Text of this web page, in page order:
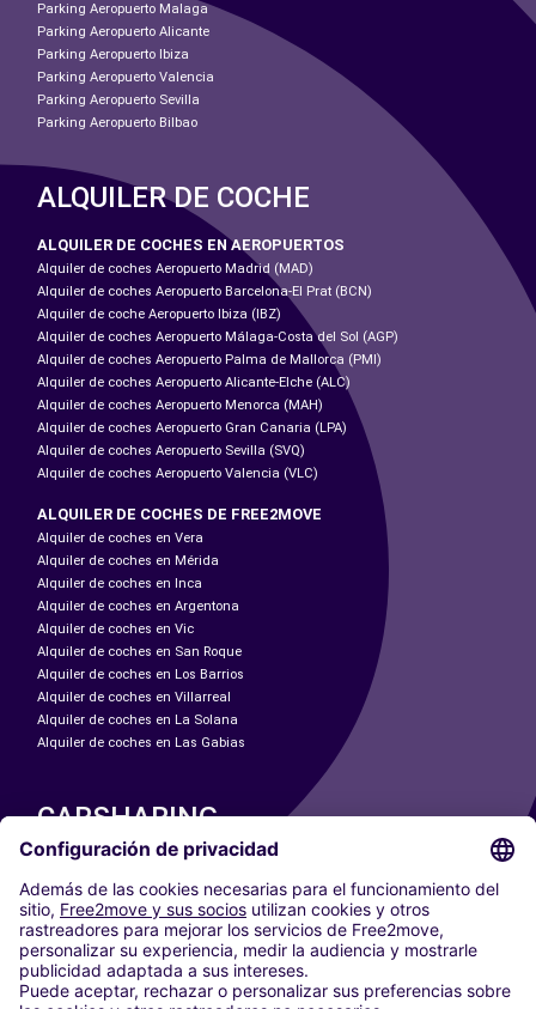
Parking Aeropuerto Malaga
Parking Aeropuerto Alicante
Parking Aeropuerto Ibiza
Parking Aeropuerto Valencia
Parking Aeropuerto Sevilla
Parking Aeropuerto Bilbao
ALQUILER DE COCHE
ALQUILER DE COCHES EN AEROPUERTOS
Alquiler de coches Aeropuerto Madrid (MAD)
Alquiler de coches Aeropuerto Barcelona-El Prat (BCN)
Alquiler de coche Aeropuerto Ibiza (IBZ)
Alquiler de coches Aeropuerto Málaga-Costa del Sol (AGP)
Alquiler de coches Aeropuerto Palma de Mallorca (PMI)
Alquiler de coches Aeropuerto Alicante-Elche (ALC)
Alquiler de coches Aeropuerto Menorca (MAH)
Alquiler de coches Aeropuerto Gran Canaria (LPA)
Alquiler de coches Aeropuerto Sevilla (SVQ)
Alquiler de coches Aeropuerto Valencia (VLC)
ALQUILER DE COCHES DE FREE2MOVE
Alquiler de coches en Vera
Alquiler de coches en Mérida
Alquiler de coches en Inca
Alquiler de coches en Argentona
Alquiler de coches en Vic
Alquiler de coches en San Roque
Alquiler de coches en Los Barrios
Alquiler de coches en Villarreal
Alquiler de coches en La Solana
Alquiler de coches en Las Gabias
CARSHARING
NUESTRAS CIUDADES
Paris
Madrid
Washington DC
Milán
Roma
Turín